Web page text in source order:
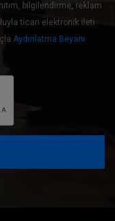
bilgilendirme, reklam
ticari elektronik ileti
Aydınlatma Beyanı